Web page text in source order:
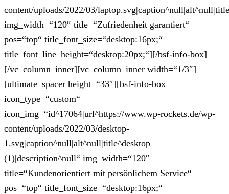
content/uploads/2022/03/
img_width=“120″ title=“Zufriedenheit garantiert“
pos=“top“ title_font_size=“desktop:16px;“
title_font_line_height=“desktop:20px;“][/bsf-info-box]
[/vc_column_inner][vc_column_inner width=“1/3″]
[ultimate_spacer height=“33″][bsf-info-box
icon_type=“custom“
icon_img=“id^17064|url^https://www.wp-rockets.de/wp-
content/uploads/2022/03/desktop-
1.svg|caption^null|alt^null|title^desktop
(1)|description^null“ img_width=“120″
title=“Kundenorientiert mit persönlichem Service“
pos=“top“ title_font_size=“desktop:16px;“